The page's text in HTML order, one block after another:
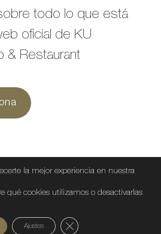
todo lo que está
oficial de KU
& Restaurant
la mejor experiencia en nuestra
qué cookies utilizamos o desactivarlas
Ajustes Cerrar el banner de